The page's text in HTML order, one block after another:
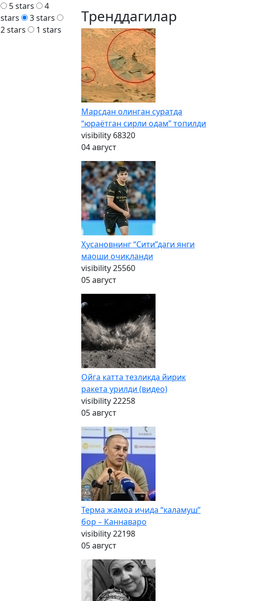
5 stars
4
stars
3 stars
2 stars
1 stars
Тренддагилар
Марсдан олинган суратда
“юраётган сирли одам” топилди
visibility 68320
04 август
Ҳусановнинг “Сити”даги янги
маоши очиқланди
visibility25560
05 август
Ойга катта тезликда йирик
ракета урилди (видео)
visibility22258
05 август
Терма жамоа ичида “каламуш”
бор – Каннаваро
visibility22198
05 август